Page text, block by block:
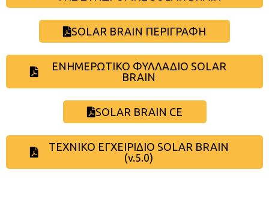
SOLAR BRAIN ΠΕΡΙΓΡΑΦΗ
ΕΝΗΜΕΡΩΤΙΚΟ ΦΥΛΛΑΔΙΟ SOLAR
BRAIN
SOLAR BRAIN CE
ΤΕΧΝΙΚΟ ΕΓΧΕΙΡΙΔΙΟ SOLAR BRAIN
(v.5.0)